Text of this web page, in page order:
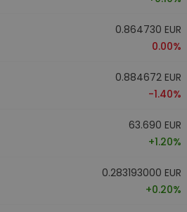
0.864730 EUR
0.00%
0.884672 EUR
-1.40%
63.690 EUR
+1.20%
0.283193000 EUR
+0.20%